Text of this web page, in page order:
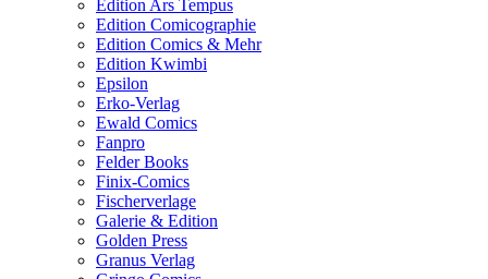
Edition Ars Tempus
Edition Comicographie
Edition Comics & Mehr
Edition Kwimbi
Epsilon
Erko-Verlag
Ewald Comics
Fanpro
Felder Books
Finix-Comics
Fischerverlage
Galerie & Edition
Golden Press
Granus Verlag